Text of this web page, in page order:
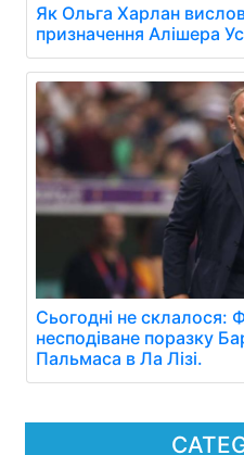
Як Ольга Харлан
призначення Алішера
Сьогодні не склалося:
несподіване поразку
Пальмаса в Ла Лізі.